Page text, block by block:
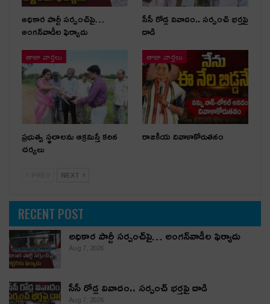
అధికార పార్టీ స‌ర్పంచ్‌పై…
అంగ‌న్‌వాడీల ఫిర్యాదు
సీసీ రోడ్ల వివాదం.. స‌ర్పంచ్ భ‌ర్త‌పై
దాడి
తాజా వార్తలు
ప్రభుత్వ స్థలాలను ఆక్రమిస్తే కఠిన
చర్యలు
తాజా వార్తలు
రాజకీయ దివాళాకోరుతనం
NEXT
RECENT POST
అధికార పార్టీ స‌ర్పంచ్‌పై… అంగ‌న్‌వాడీల ఫిర్యాదు
Aug 7, 2026
సీసీ రోడ్ల వివాదం.. స‌ర్పంచ్ భ‌ర్త‌పై దాడి
Aug 7, 2026